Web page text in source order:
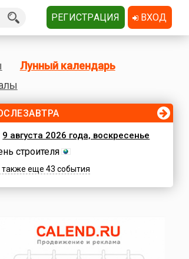
Лунный календарь
9 августа 2026 года, воскресенье
строителя
также еще 43 события
РЕГИСТРАЦИЯ ВХОД